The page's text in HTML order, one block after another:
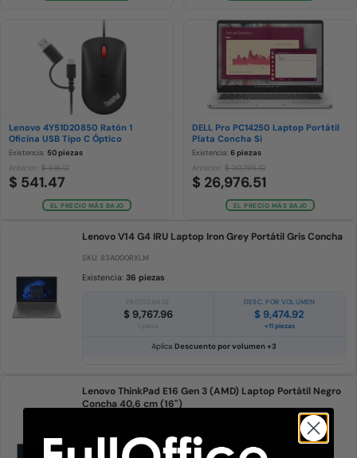
Lenovo 4Y51D20850 Ratón 1
Oficina USB Tipo C Óptico
Existencia: 50 piezas
Anterior: $ 618.12
$ 541.47
EL PRECIO MÁS BAJO
DELL Pro PC14250 Laptop Portátil
Plata Concha Si
Existencia: 6 piezas
Anterior: $ 30,795.10
$ 26,976.51
EL PRECIO MÁS BAJO
Lenovo V14 G4 IRU Laptop Iron Grey Portátil Gris Concha
SKU: 83A000RXLM
Existencia: 36 piezas
PRECIO BASE
$ 9,767.96
1 pieza
DESC. POR VOLUMEN
$ 9,474.92
+11 piezas
Aplica Descuento por volumen +3
Lenovo ThinkPad E16 Gen 3 (AMD) Laptop Portátil Negro
Concha 40,6 cm (16")
Existencia:4 piezas